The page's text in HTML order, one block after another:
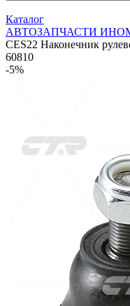
Каталог
АВТОЗАПЧАСТИ
CES22 Наконечник
60810
-5%